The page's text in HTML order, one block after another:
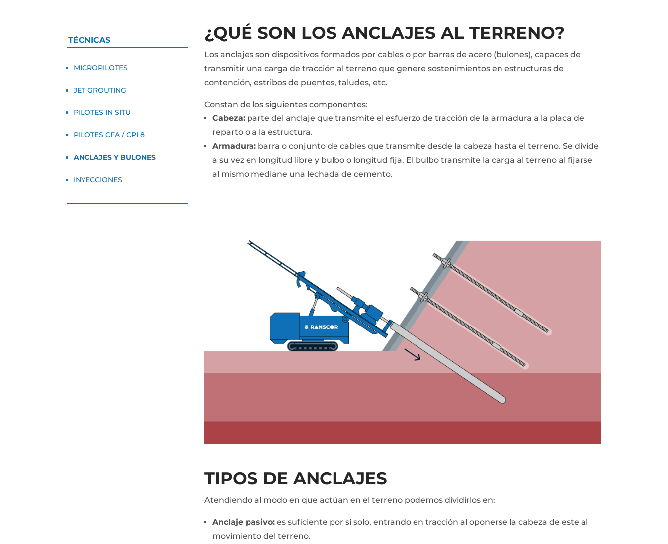
TÉCNICAS
MICROPILOTES
JET GROUTING
PILOTES IN SITU
PILOTES CFA / CPI 8
ANCLAJES Y BULONES
INYECCIONES
¿QUÉ SON LOS ANCLAJES AL TERRENO?
Los anclajes son dispositivos formados por cables o por barras de acero (bulones), capaces de
transmitir una carga de tracción al terreno que genere sostenimientos en estructuras de
contención, estribos de puentes, taludes, etc.
Constan de los siguientes componentes:
Cabeza: parte del anclaje que transmite el esfuerzo de tracción de la armadura a la placa de
reparto o a la estructura.
Armadura: barra o conjunto de cables que transmite desde la cabeza hasta el terreno. Se divide
a su vez en longitud libre y bulbo o longitud fija. El bulbo transmite la carga al terreno al fijarse
al mismo mediane una lechada de cemento.
TIPOS DE ANCLAJES
Atendiendo al modo en que actúan en el terreno podemos dividirlos en:
Anclaje pasivo: es suficiente por sí solo, entrando en tracción al oponerse la cabeza de este al
movimiento del terreno.